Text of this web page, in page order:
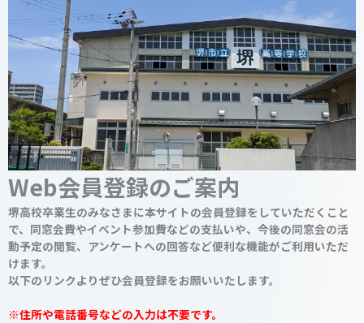
Web会員登録のご案内
堺高校卒業生のみなさまに本サイトの会員登録をしていただくこと
で、同窓会費やイベント参加費などの支払いや、今後の同窓会の活
動予定の閲覧、アンケートへの回答など便利な機能がご利用いただ
けます。
以下のリンクよりぜひ会員登録をお願いいたします。
※住所や電話番号などの入力は不要です。